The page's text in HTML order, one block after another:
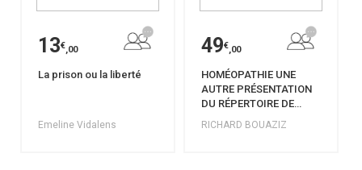
13€,00
La prison ou la liberté
Emeline Vidalens
49€,00
HOMÉOPATHIE UNE
AUTRE PRÉSENTATION
DU RÉPERTOIRE DE
KENT
RICHARD BOUAZIZ